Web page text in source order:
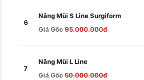
6
Nâng Mũi S Line Surgiform
Giá Gốc 95.000.000đ
7
Nâng Mũi L Line
Giá Gốc 50.000.000đ